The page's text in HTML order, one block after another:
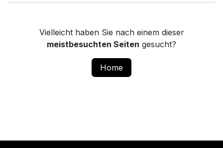
Vielleicht haben Sie nach einem dieser
meistbesuchten Seiten gesucht?
Home